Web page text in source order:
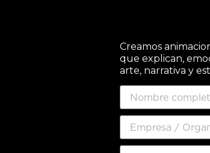
Creamos
que explican,
arte, narrativa y